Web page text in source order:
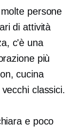
persone
di attività
c'è una
più
cucina
classici.
e poco